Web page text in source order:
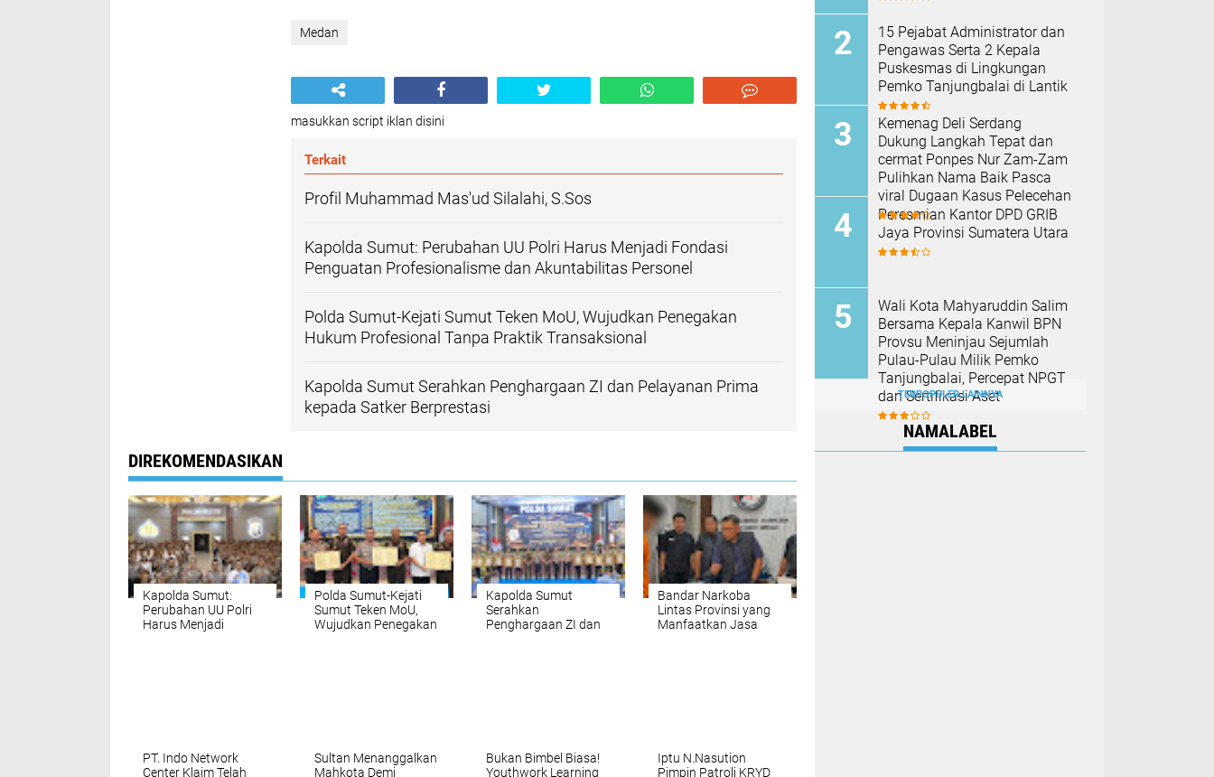
Medan
masukkan script iklan disini
Terkait
Profil Muhammad Mas'ud Silalahi, S.Sos
Kapolda Sumut: Perubahan UU Polri Harus Menjadi Fondasi
Penguatan Profesionalisme dan Akuntabilitas Personel
Polda Sumut-Kejati Sumut Teken MoU, Wujudkan Penegakan
Hukum Profesional Tanpa Praktik Transaksional
Kapolda Sumut Serahkan Penghargaan ZI dan Pelayanan Prima
kepada Satker Berprestasi
DIREKOMENDASIKAN
Kapolda Sumut:
Perubahan UU Polri
Harus Menjadi
Polda Sumut-Kejati
Sumut Teken MoU,
Wujudkan Penegakan
Kapolda Sumut
Serahkan
Penghargaan ZI dan
Bandar Narkoba
Lintas Provinsi yang
Manfaatkan Jasa
PT. Indo Network
Center Klaim Telah
Sultan Menanggalkan
Mahkota Demi
Bukan Bimbel Biasa!
Youthwork Learning
Iptu N.Nasution
Pimpin Patroli KRYD
15 Pejabat Administrator dan
Pengawas Serta 2 Kepala
Puskesmas di Lingkungan
Pemko Tanjungbalai di Lantik
Kemenag Deli Serdang
Dukung Langkah Tepat dan
cermat Ponpes Nur Zam-Zam
Pulihkan Nama Baik Pasca
viral Dugaan Kasus Pelecehan
Peresmian Kantor DPD GRIB
Jaya Provinsi Sumatera Utara
Wali Kota Mahyaruddin Salim
Bersama Kepala Kanwil BPN
Provsu Meninjau Sejumlah
Pulau-Pulau Milik Pemko
Tanjungbalai, Percepat NPGT
dan Sertifikasi Aset
TERPOPULER LAINNYA
NAMALABEL